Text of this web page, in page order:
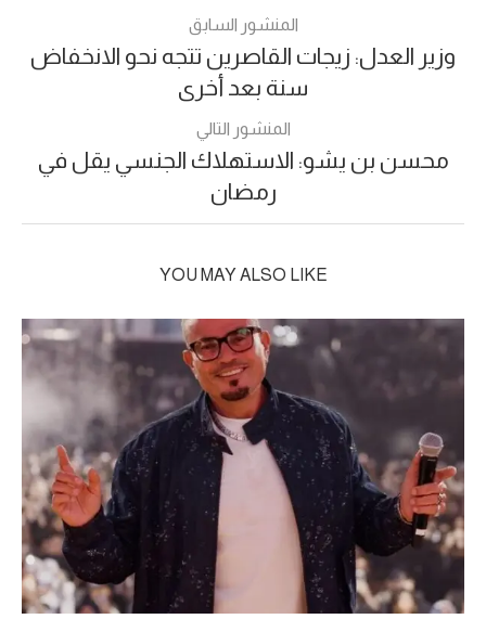
المنشور السابق
وزير العدل: زيجات القاصرين تتجه نحو الانخفاض
سنة بعد أخرى
المنشور التالي
محسن بن يشو: الاستهلاك الجنسي يقل في
رمضان
YOU MAY ALSO LIKE